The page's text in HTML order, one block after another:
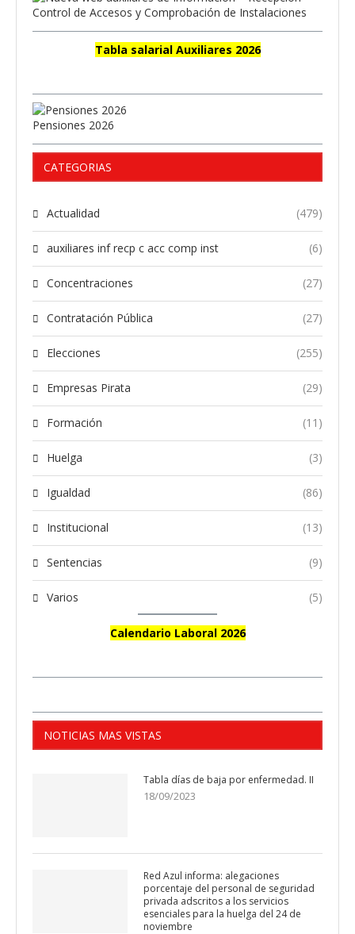
Tabla salarial Auxiliares 2026
Pensiones 2026
CATEGORIAS
Actualidad (479)
auxiliares inf recp c acc comp inst (6)
Concentraciones (27)
Contratación Pública (27)
Elecciones (255)
Empresas Pirata (29)
Formación (11)
Huelga (3)
Igualdad (86)
Institucional (13)
Sentencias (9)
Varios (5)
Calendario Laboral 2026
NOTICIAS MAS VISTAS
Tabla días de baja por enfermedad. II
18/09/2023
Red Azul informa: alegaciones
porcentaje del personal de seguridad
privada adscritos a los servicios
esenciales para la huelga del 24 de
noviembre